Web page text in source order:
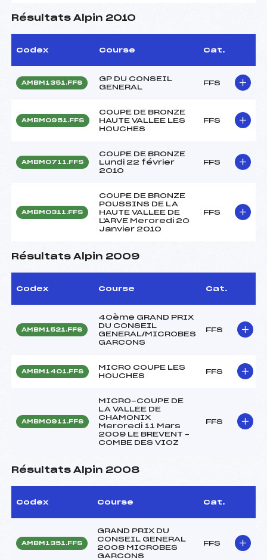
Résultats Alpin 2010
Codex Course Cat.
AMBM1351.FFS
GP DU CONSEIL
GENERAL
FFS
AMBM0951.FFS
COUPE DE BRONZE
HAUTE VALLEE LES
HOUCHES
FFS
AMBM0711.FFS
COUPE DE BRONZE
Lundi 22 février
2010
FFS
AMBM0311.FFS
COUPE DE BRONZE
POUSSINS DE LA
HAUTE VALLEE DE
L'ARVE Mercredi 20
Janvier 2010
FFS
Résultats Alpin 2009
Codex Course Cat.
AMBM1521.FFS
40ème GRAND PRIX
DU CONSEIL
GENERAL/MICROBES
GARCONS
FFS
AMBM1401.FFS
MICRO COUPE LES
HOUCHES
FFS
AMBM0911.FFS
MICRO-COUPE DE
LA VALLEE DE
CHAMONIX
Mercredi 11 Mars
2009 LE BREVENT –
COMBE DES VIOZ
FFS
Résultats Alpin 2008
Codex Course Cat.
AMBM1351.FFS
GRAND PRIX DU
CONSEIL GENERAL
2008 MICROBES
GARCONS
FFS